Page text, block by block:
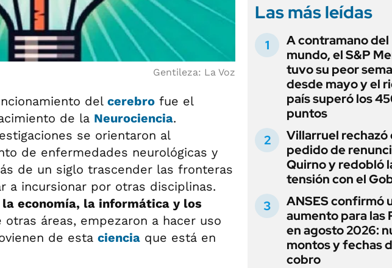
Gentileza: La Voz
del cerebro fue el
de la Neurociencia.
se orientaron al
de enfermedades neurológicas y
de un siglo trascender las fronteras
a incursionar por otras disciplinas.
economía, la informática y los
otras áreas, empezaron a hacer uso
de esta ciencia que está en
Las más leídas
A contramano del
mundo, el S&P
tuvo su peor
desde mayo y el
país superó los
puntos
Villarruel rechazó
pedido de
Quirno y redobló
tensión con el
ANSES confirmó
aumento para las
en agosto 2026:
montos y fechas
cobro